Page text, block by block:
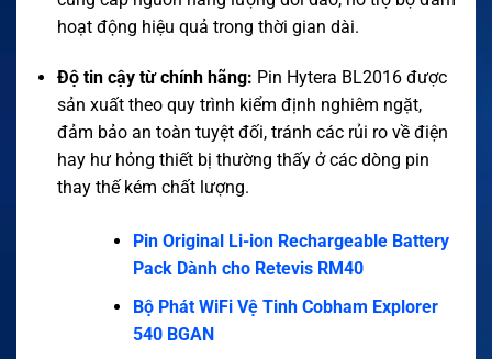
hoạt động hiệu quả trong thời gian dài.
Độ tin cậy từ chính hãng: Pin Hytera BL2016 được
sản xuất theo quy trình kiểm định nghiêm ngặt,
đảm bảo an toàn tuyệt đối, tránh các rủi ro về điện
hay hư hỏng thiết bị thường thấy ở các dòng pin
thay thế kém chất lượng.
Pin Original Li-ion Rechargeable Battery
Pack Dành cho Retevis RM40
Bộ Phát WiFi Vệ Tinh Cobham Explorer
540 BGAN